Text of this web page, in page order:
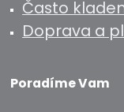
Často
Doprava a
Poradíme Vam